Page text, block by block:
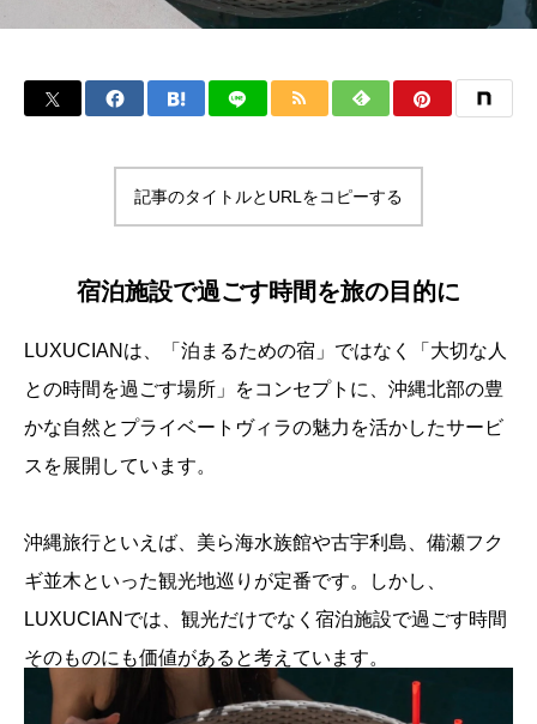
記事のタイトルとURLをコピーする
宿泊施設で過ごす時間を旅の目的に
LUXUCIANは、「泊まるための宿」ではなく「大切な人
との時間を過ごす場所」をコンセプトに、沖縄北部の豊
かな自然とプライベートヴィラの魅力を活かしたサービ
スを展開しています。
沖縄旅行といえば、美ら海水族館や古宇利島、備瀬フク
ギ並木といった観光地巡りが定番です。しかし、
LUXUCIANでは、観光だけでなく宿泊施設で過ごす時間
そのものにも価値があると考えています。